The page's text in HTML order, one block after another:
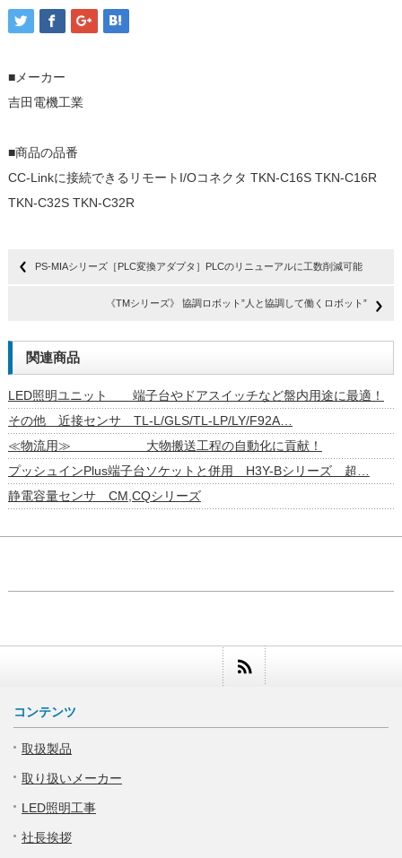
■メーカー
吉田電機工業
■商品の品番
CC-Linkに接続できるリモートI/Oコネクタ TKN-C16S TKN-C16R
TKN-C32S TKN-C32R
PS-MIAシリーズ［PLC変換アダプタ］PLCのリニューアルに工数削減可能
《TMシリーズ》 協調ロボット”人と協調して働くロボット”
関連商品
LED照明ユニット 端子台やドアスイッチなど盤内用途に最適！
その他 近接センサ TL-L/GLS/TL-LP/LY/F92A…
≪物流用≫ 大物搬送工程の自動化に貢献！
プッシュインPlus端子台ソケットと併用 H3Y-Bシリーズ 超…
静電容量センサ CM,CQシリーズ
コンテンツ
取扱製品
取り扱いメーカー
LED照明工事
社長挨拶